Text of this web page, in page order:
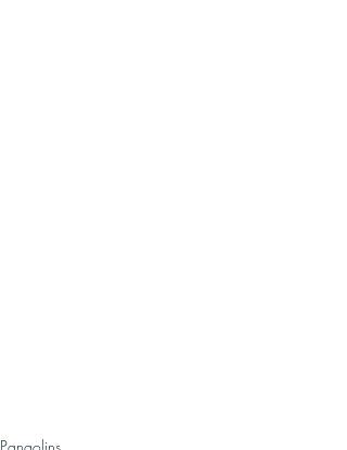
Pangolins